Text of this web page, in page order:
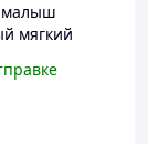
малыш
мягкий
поет на